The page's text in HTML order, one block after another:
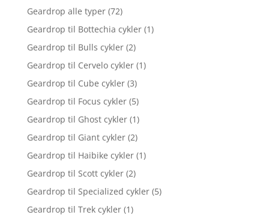
Geardrop alle typer (72)
Geardrop til Bottechia cykler (1)
Geardrop til Bulls cykler (2)
Geardrop til Cervelo cykler (1)
Geardrop til Cube cykler (3)
Geardrop til Focus cykler (5)
Geardrop til Ghost cykler (1)
Geardrop til Giant cykler (2)
Geardrop til Haibike cykler (1)
Geardrop til Scott cykler (2)
Geardrop til Specialized cykler (5)
Geardrop til Trek cykler (1)